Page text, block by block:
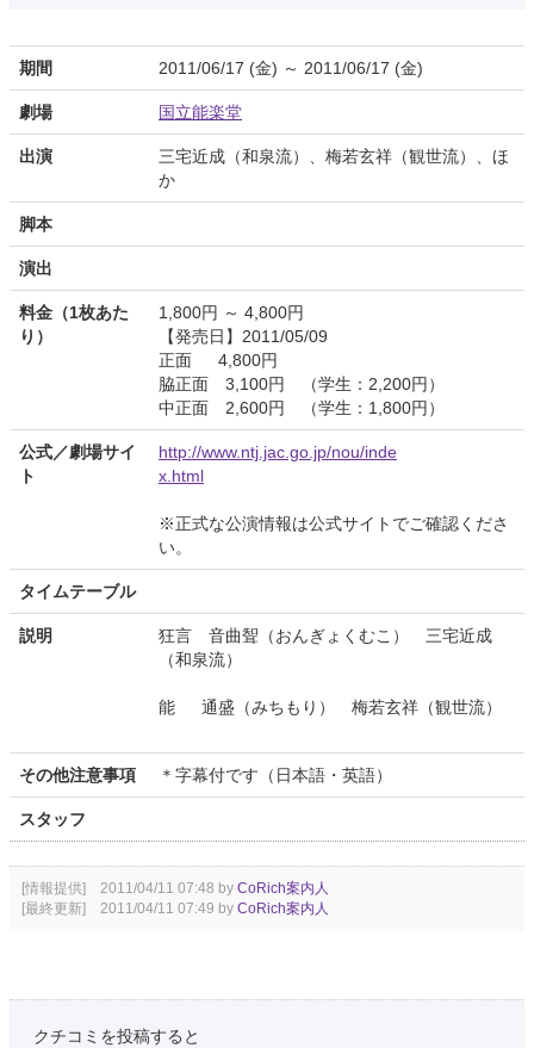
期間 2011/06/17 (金) ～ 2011/06/17 (金)
劇場 国立能楽堂
出演
三宅近成（和泉流）、梅若玄祥（観世流）、ほ
か
脚本
演出
料金（1枚あた
り）
1,800円 ～ 4,800円
【発売日】2011/05/09
正面 4,800円
脇正面 3,100円 （学生：2,200円）
中正面 2,600円 （学生：1,800円）
公式／劇場サイ
ト
http://www.ntj.jac.go.jp/nou/inde
x.html
※正式な公演情報は公式サイトでご確認くださ
い。
タイムテーブル
説明
狂言 音曲聟（おんぎょくむこ） 三宅近成
（和泉流）
能 通盛（みちもり） 梅若玄祥（観世流）
その他注意事項 ＊字幕付です（日本語・英語）
スタッフ
[情報提供] 2011/04/11 07:48 by CoRich案内人
[最終更新] 2011/04/11 07:49 by CoRich案内人
クチコミを投稿すると